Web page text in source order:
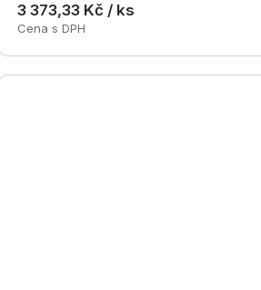
3 373,33 Kč / ks
Cena s DPH